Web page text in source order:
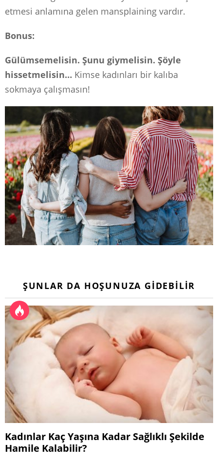
etmesi anlamına gelen mansplaining vardır.
Bonus:
Gülümsemelisin. Şunu giymelisin. Şöyle
hissetmelisin… Kimse kadınları bir kalıba
sokmaya çalışmasın!
ŞUNLAR DA HOŞUNUZA GIDEBILIR
Kadınlar Kaç Yaşına Kadar Sağlıklı Şekilde
Hamile Kalabilir?